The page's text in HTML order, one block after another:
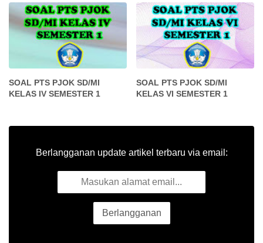
SOAL PTS PJOK SD/MI
KELAS IV SEMESTER 1
SOAL PTS PJOK SD/MI
KELAS VI SEMESTER 1
Berlangganan update artikel terbaru via email: